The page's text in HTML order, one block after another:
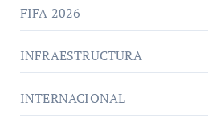
FIFA 2026
INFRAESTRUCTURA
INTERNACIONAL